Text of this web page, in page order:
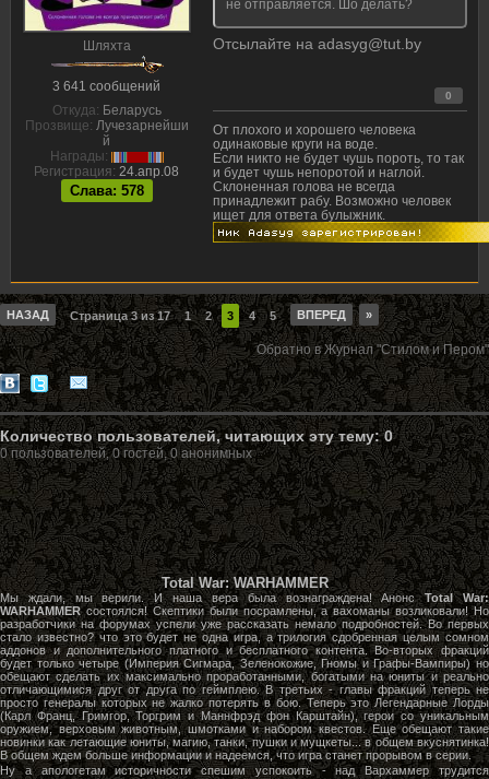
Шляхта
3 641 сообщений
Откуда: Беларусь
Прозвище: Лучезарнейши
й
Награды:
Регистрация: 24.апр.08
Слава: 578
не отправляется. Шо делать?
Отсылайте на adasyg@tut.by
0
От плохого и хорошего человека
одинаковые круги на воде.
Если никто не будет чушь пороть, то так
и будет чушь непоротой и наглой.
Склоненная голова не всегда
принадлежит рабу. Возможно человек
ищет для ответа булыжник.
НАЗАД Страница 3 из 17 1 2 3 4 5 ВПЕРЕД »
Обратно в Журнал "Стилом и Пером"
Количество пользователей, читающих эту тему: 0
0 пользователей, 0 гостей, 0 анонимных
Total War: WARHAMMER
Мы ждали, мы верили. И наша вера была вознаграждена! АнонсTotal War:
WARHAMMERсостоялся! Скептики были посрамлены, а вахоманы возликовали! Но
разработчики на форумах успели уже рассказать немало подробностей. Во первых
стало известно? что это будет не одна игра, а трилогия сдобренная целым сомном
аддонов и дополнительного платного и бесплатного контента. Во-вторых фракций
будет только четыре (Империя Сигмара, Зеленокожие, Гномы и Графы-Вампиры) но
обещают сделать их максимально проработанными, богатыми на юниты и реально
отличающимися друг от друга по геймплею. В третьих - главы фракций теперь не
просто генералы которых не жалко потерять в бою. Теперь это Легендарные Лорды
(Карл Франц, Гримгор, Торгрим и Маннфрэд фон Карштайн), герои со уникальным
оружием, верховым животным, шмотками и набором квестов. Еще обещают такие
новинки как летающие юниты, магию, танки, пушки и мущкеты... в общем вкуснятинка!
В общем ждем больше информации и надеемся, что игра станет прорывом в серии.
Ну а апологетам историчности спешим успокоить - над Вархаммер трудится